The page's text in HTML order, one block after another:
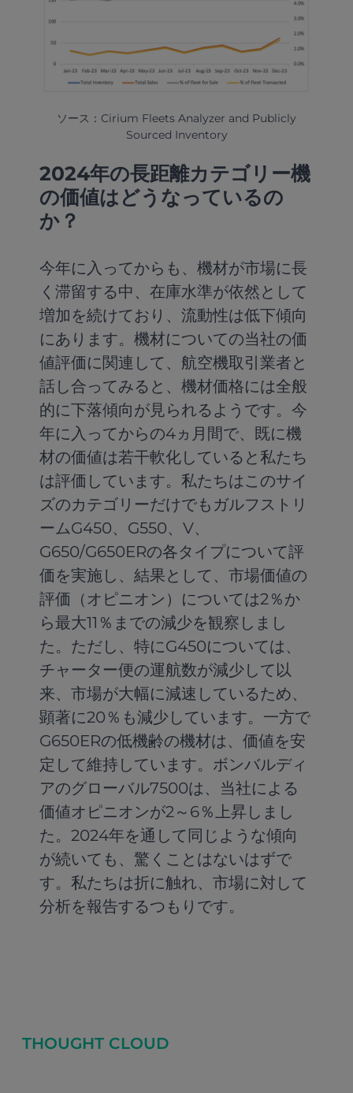
ソース：Cirium Fleets Analyzer and Publicly
Sourced Inventory
2024年の長距離カテゴリー機
の価値はどうなっているの
か？
今年に入ってからも、機材が市場に長
く滞留する中、在庫水準が依然として
増加を続けており、流動性は低下傾向
にあります。機材についての当社の価
値評価に関連して、航空機取引業者と
話し合ってみると、機材価格には全般
的に下落傾向が見られるようです。今
年に入ってからの4ヵ月間で、既に機
材の価値は若干軟化していると私たち
は評価しています。私たちはこのサイ
ズのカテゴリーだけでもガルフストリ
ームG450、G550、V、
G650/G650ERの各タイプについて評
価を実施し、結果として、市場価値の
評価（オピニオン）については2％か
ら最大11％までの減少を観察しまし
た。ただし、特にG450については、
チャーター便の運航数が減少して以
来、市場が大幅に減速しているため、
顕著に20％も減少しています。一方で
G650ERの低機齢の機材は、価値を安
定して維持しています。ボンバルディ
アのグローバル7500は、当社による
価値オピニオンが2～6％上昇しまし
た。2024年を通して同じような傾向
が続いても、驚くことはないはずで
す。私たちは折に触れ、市場に対して
分析を報告するつもりです。
THOUGHT CLOUD